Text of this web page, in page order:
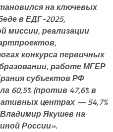
на ключевых
в ЕДГ-2025,
миссии, реализации
конкурса первичных
работе МГЕР
субъектов РФ
60,5% (против 47,6% в
центрах — 54,7%
Якушев на
России».